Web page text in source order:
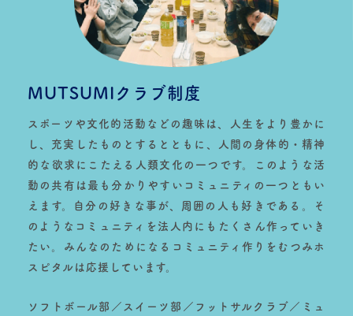
MUTSUMIクラブ制度
スポーツや文化的活動などの趣味は、人生をより豊かに
し、充実したものとするとともに、人間の身体的・精神
的な欲求にこたえる人類文化の一つです。このような活
動の共有は最も分かりやすいコミュニティの一つともい
えます。自分の好きな事が、周囲の人も好きである。そ
のようなコミュニティを法人内にもたくさん作っていき
たい。みんなのためになるコミュニティ作りをむつみホ
スピタルは応援しています。
ソフトボール部／スイーツ部／フットサルクラブ／ミュ